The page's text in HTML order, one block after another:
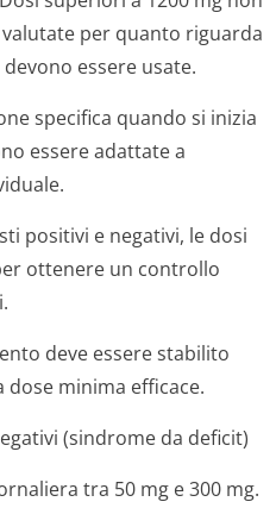
per quanto riguarda
essere usate.
specifica quando si inizia
essere adattate a
positivi e negativi, le dosi
ottenere un controllo
deve essere stabilito
minima efficace.
(sindrome da deficit)
tra 50 mg e 300 mg.